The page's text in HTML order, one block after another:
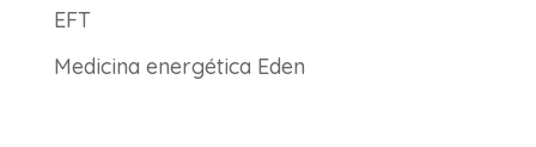
EFT
Medicina energética Eden